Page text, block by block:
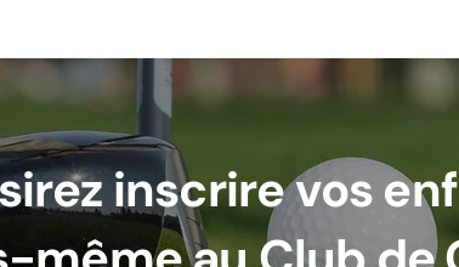
inscrire vos